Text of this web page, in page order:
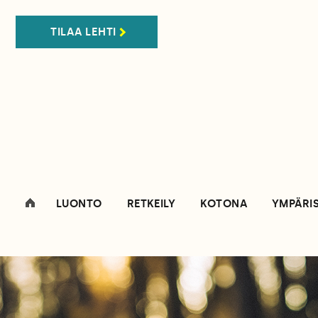
TILAA LEHTI
LUONTO RETKEILY KOTONA